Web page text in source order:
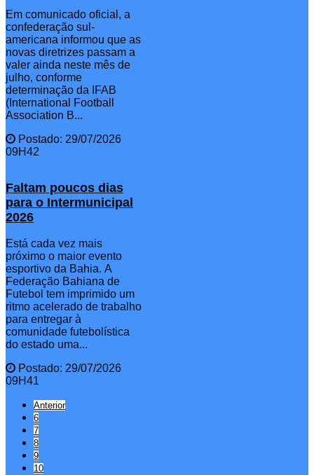
Em comunicado oficial, a
confederação sul-
americana informou que as
novas diretrizes passam a
valer ainda neste mês de
julho, conforme
determinação da IFAB
(International Football
Association B...
Postado: 29/07/2026
09H42
Faltam poucos dias
para o Intermunicipal
2026
Está cada vez mais
próximo o maior evento
esportivo da Bahia. A
Federação Bahiana de
Futebol tem imprimido um
ritmo acelerado de trabalho
para entregar à
comunidade futebolística
do estado uma...
Postado: 29/07/2026
09H41
Anterior
6
7
8
9
10